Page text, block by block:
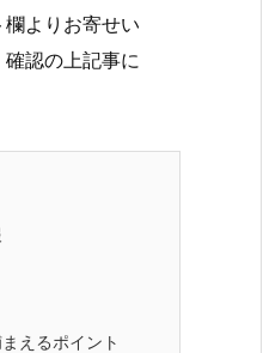
欄よりお寄せい
認の上記事に
えるポイント